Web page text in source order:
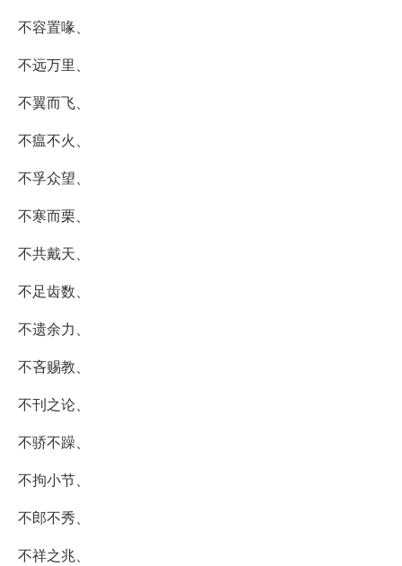
不容置喙、
不远万里、
不翼而飞、
不瘟不火、
不孚众望、
不寒而栗、
不共戴天、
不足齿数、
不遗余力、
不吝赐教、
不刊之论、
不骄不躁、
不拘小节、
不郎不秀、
不祥之兆、